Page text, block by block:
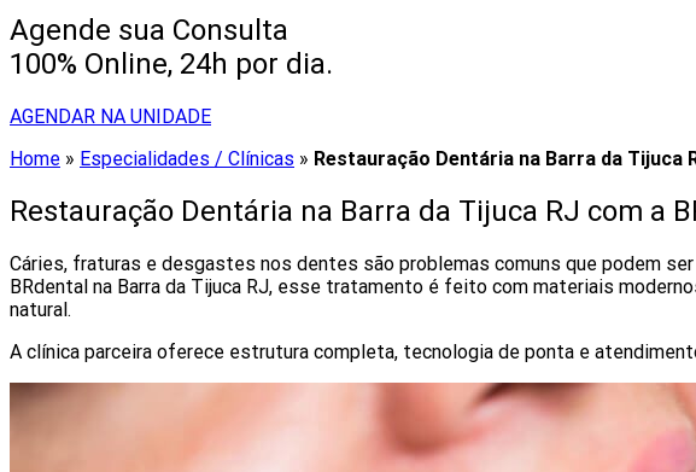
Agende sua Consulta
100% Online, 24h por dia.
AGENDAR NA UNIDADE
Home » Especialidades / Clínicas » Restauração Dentária na Barra da Tijuca
Restauração Dentária na Barra da Tijuca RJ com a
Cáries, fraturas e desgastes nos dentes são problemas comuns que podem
BRdental na Barra da Tijuca RJ, esse tratamento é feito com materiais
natural.
A clínica parceira oferece estrutura completa, tecnologia de ponta e